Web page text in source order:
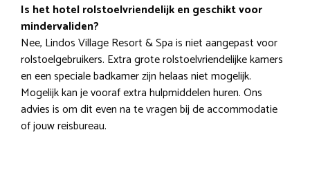
Is het hotel rolstoelvriendelijk en geschikt voor
mindervaliden?
Nee, Lindos Village Resort & Spa is niet aangepast voor
rolstoelgebruikers. Extra grote rolstoelvriendelijke kamers
en een speciale badkamer zijn helaas niet mogelijk.
Mogelijk kan je vooraf extra hulpmiddelen huren. Ons
advies is om dit even na te vragen bij de accommodatie
of jouw reisbureau.